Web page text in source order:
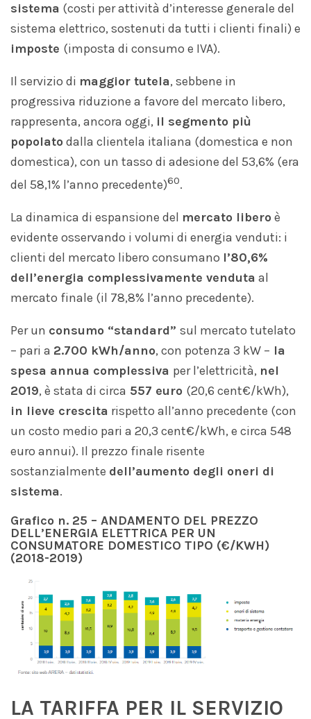
sistema (costi per attività d’interesse generale del
sistema elettrico, sostenuti da tutti i clienti finali) e
imposte (imposta di consumo e IVA).
Il servizio di maggior tutela, sebbene in
progressiva riduzione a favore del mercato libero,
rappresenta, ancora oggi, il segmento più
popolato dalla clientela italiana (domestica e non
domestica), con un tasso di adesione del 53,6% (era
del 58,1% l’anno precedente)60.
La dinamica di espansione del mercato libero è
evidente osservando i volumi di energia venduti: i
clienti del mercato libero consumano l’80,6%
dell’energia complessivamente venduta al
mercato finale (il 78,8% l’anno precedente).
Per un consumo “standard” sul mercato tutelato
– pari a 2.700 kWh/anno, con potenza 3 kW – la
spesa annua complessiva per l’elettricità, nel
2019, è stata di circa 557 euro (20,6 cent€/kWh),
in lieve crescita rispetto all’anno precedente (con
un costo medio pari a 20,3 cent€/kWh, e circa 548
euro annui). Il prezzo finale risente
sostanzialmente dell’aumento degli oneri di
sistema.
Grafico n. 25 – ANDAMENTO DEL PREZZO
DELL’ENERGIA ELETTRICA PER UN
CONSUMATORE DOMESTICO TIPO (€/KWH)
(2018-2019)
LA TARIFFA PER IL SERVIZIO